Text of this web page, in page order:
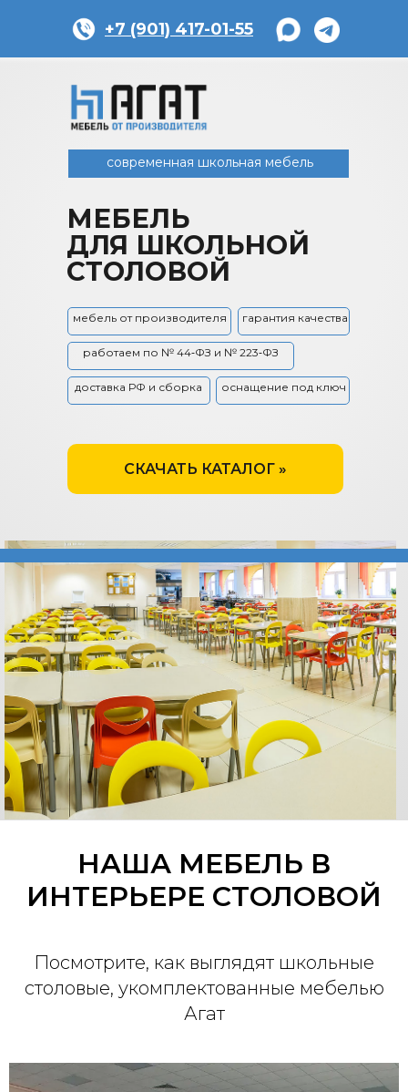
МЕБЕЛЬ
ДЛЯ ШКОЛЬНОЙ
СТОЛОВОЙ
современная школьная мебель
+7 (901) 417-01-55
оснащение под ключ
доставка РФ и сборка
гарантия качества
работаем по № 44‑ФЗ и № 223‑ФЗ
мебель от производителя
СКАЧАТЬ КАТАЛОГ »
НАША МЕБЕЛЬ В
ИНТЕРЬЕРЕ СТОЛОВОЙ
Посмотрите, как выглядят школьные
столовые, укомплектованные мебелью
Агат